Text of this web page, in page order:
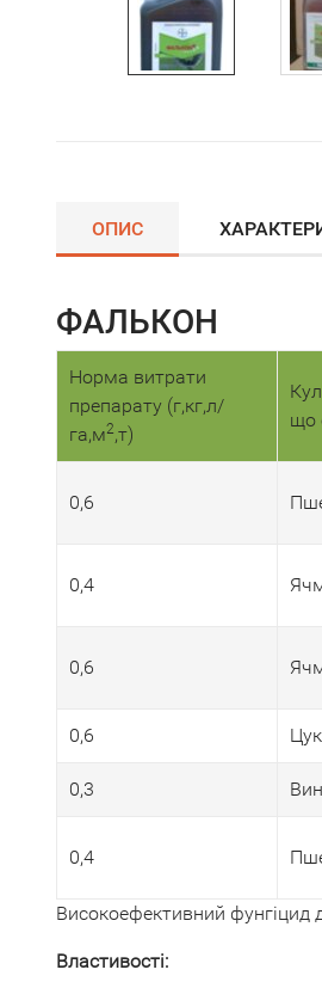
ОПИС
ФАЛЬКОН
Норма витрати
препарату (г,кг,л/
га,м2,т)
що
0,6
0,4
0,6
0,6
0,3
0,4
Високоефективний фунгіцид
Властивості: